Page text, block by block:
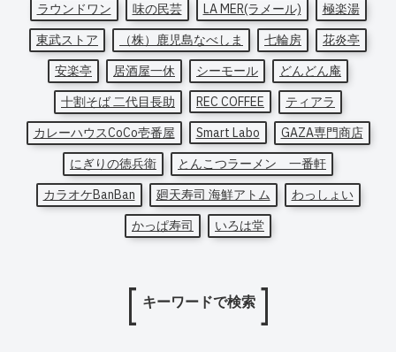
ラウンドワン
味の民芸 LA MER(ラメール)
極楽湯
東武ストア
（株）鹿児島なべしま 七輪房
花炎亭
安楽亭
居酒屋一休 シーモール
どんどん庵
十割そば 二代目長助
REC COFFEE
ティアラ
カレーハウスCoCo壱番屋
Smart Labo
GAZA専門商店
にぎりの徳兵衛
とんこつラーメン 一番軒
カラオケBanBan
廻天寿司 海鮮アトム
わっしょい
かっぱ寿司
いろは堂
キーワードで検索